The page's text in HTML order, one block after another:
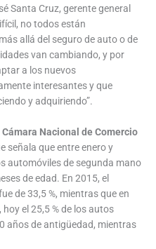
Santa Cruz, gerente general
no todos están
allá del seguro de auto o de
van cambiando, y por
a los nuevos
interesantes y que
y adquiriendo”.
Cámara Nacional de Comercio
señala que entre enero y
automóviles de segunda mano
de edad. En 2015, el
de 33,5 %, mientras que en
el 25,5 % de los autos
años de antigüedad, mientras